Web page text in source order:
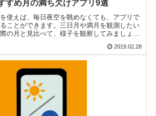
すめ月の満ち欠けアプリ9選
使えば、毎日夜空を眺めなくても、アプリで
ことができます。三日月や満月を観測したい
の月と見比べて、様子を観察してみましょ
2019.02.28